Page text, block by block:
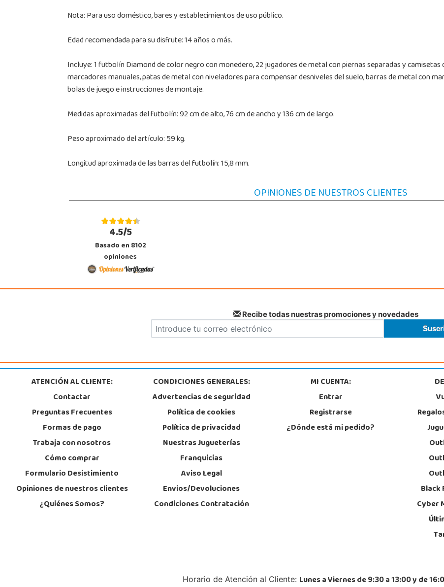
Nota: Para uso doméstico, bares y establecimientos de uso público.
Edad recomendada para su disfrute: 14 años o más.
Incluye: 1 futbolín Diamond de color negro con monedero, 22 jugadores de metal con piernas separadas y
marcadores manuales, patas de metal con niveladores para compensar desniveles del suelo, barras de metal con
bolas de juego e instrucciones de montaje.
Medidas aproximadas del futbolín: 92 cm de alto, 76 cm de ancho y 136 cm de largo.
Peso aproximado del artículo: 59 kg.
Longitud aproximada de las barras del futbolín: 15,8 mm.
OPINIONES DE NUESTROS CLIENTES
4.5/5
Basado en 8102
opiniones
Recibe todas nuestras promociones y novedades
ATENCIÓN AL CLIENTE:
Contactar
Preguntas Frecuentes
Formas de pago
Trabaja con nosotros
Cómo comprar
Formulario Desistimiento
Opiniones de nuestros clientes
¿Quiénes Somos?
CONDICIONES GENERALES:
Advertencias de seguridad
Política de cookies
Política de privacidad
Nuestras Jugueterías
Franquicias
Aviso Legal
Envios/Devoluciones
Condiciones Contratación
MI CUENTA:
Entrar
Registrarse
¿Dónde está mi pedido?
Black
Cyber
Horario de Atención al Cliente: Lunes a Viernes de 9:30 a 13:00 y de